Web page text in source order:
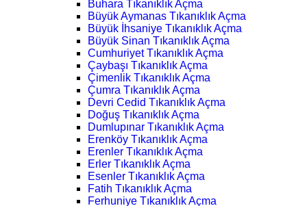
Buhara Tıkanıklık Açma
Büyük Aymanas Tıkanıklık Açma
Büyük İhsaniye Tıkanıklık Açma
Büyük Sinan Tıkanıklık Açma
Cumhuriyet Tıkanıklık Açma
Çaybaşı Tıkanıklık Açma
Çimenlik Tıkanıklık Açma
Çumra Tıkanıklık Açma
Devri Cedid Tıkanıklık Açma
Doğuş Tıkanıklık Açma
Dumlupınar Tıkanıklık Açma
Erenköy Tıkanıklık Açma
Erenler Tıkanıklık Açma
Erler Tıkanıklık Açma
Esenler Tıkanıklık Açma
Fatih Tıkanıklık Açma
Ferhuniye Tıkanıklık Açma